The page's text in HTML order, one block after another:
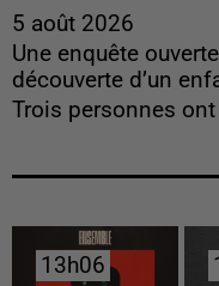
5 août 2026
Une enquête
découverte d’un
Trois personnes
13h06
13h06